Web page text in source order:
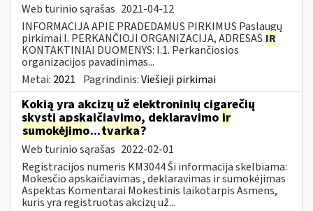
Web turinio sąrašas 2021-04-12
INFORMACIJA APIE PRADEDAMUS PIRKIMUS Paslaugų
pirkimai I. PERKANČIOJI ORGANIZACIJA, ADRESAS IR
KONTAKTINIAI DUOMENYS: I.1. Perkančiosios
organizacijos pavadinimas...
Metai: 2021 Pagrindinis:Viešieji pirkimai
Kokią yra akcizų už elektroninių cigarečių
skystį apskaičiavimo, deklaravimo ir
sumokėjimo...tvarka?
Web turinio sąrašas 2022-02-01
Registracijos numeris KM3044 Ši informacija skelbiama:
Mokesčio apskaičiavimas , deklaravimas ir sumokėjimas
Aspektas Komentarai Mokestinis laikotarpis Asmens,
kuris yra registruotas akcizų už...